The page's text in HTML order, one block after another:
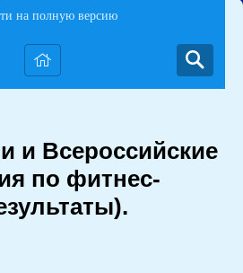
на полную версию
и Всероссийские
по фитнес-